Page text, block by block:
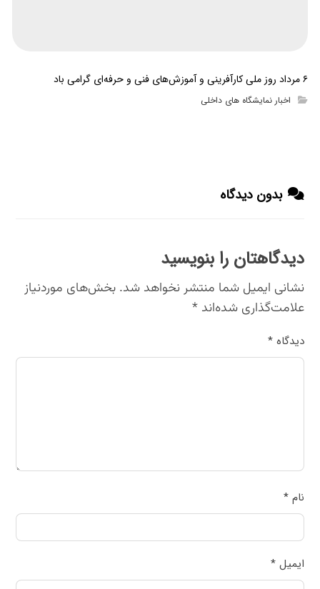
۶ مرداد روز ملی کارآفرینی و آموزش‌های فنی و حرفه‌ای گرامی باد
اخبار نمایشگاه های داخلی
بدون دیدگاه
دیدگاهتان را بنویسید
نشانی ایمیل شما منتشر نخواهد شد. بخش‌های موردنیاز
علامت‌گذاری شده‌اند*
دیدگاه*
نام*
ایمیل*